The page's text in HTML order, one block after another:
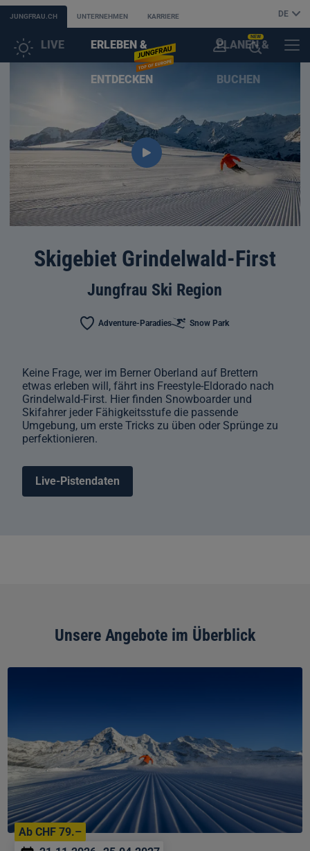
JUNGFRAU.CH UNTERNEHMEN KARRIERE DE
LIVE ERLEBEN &
ENTDECKEN
PLANEN &
BUCHEN
NEW
Skigebiet Grindelwald-First
Jungfrau Ski Region
Adventure-Paradies Snow Park
Keine Frage, wer im Berner Oberland auf Brettern
etwas erleben will, fährt ins Freestyle-Eldorado nach
Grindelwald-First. Hier finden Snowboarder und
Skifahrer jeder Fähigkeitsstufe die passende
Umgebung, um erste Tricks zu üben oder Sprünge zu
perfektionieren.
Live-Pistendaten
Unsere Angebote im Überblick
Skipass
Ab CHF 79.–